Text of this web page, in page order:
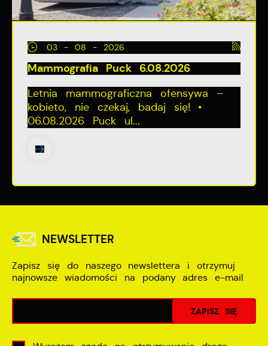
03 - 08 - 2026
Mammografia Puck 6.08.2026
Letnia mammograficzna ofensywa –
kobieto, nie czekaj, badaj się! •
06.08.2026 Puck ul...
NEWSLETTER
Zapisz się do naszego newslettera i otrzymuj
najnowsze wiadomości na podany adres e-mail